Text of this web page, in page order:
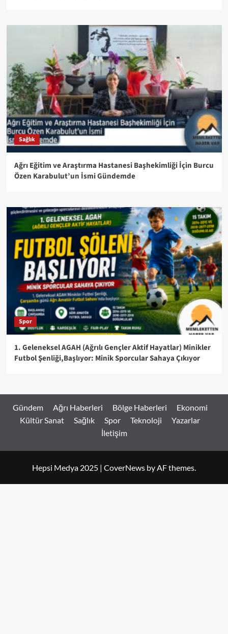
Sağlık
Ağrı Eğitim ve Araştırma Hastanesi Başhekimliği İçin Burcu
Özen Karabulut’un İsmi Gündemde
Spor
1. Geleneksel AGAH (Ağrılı Gençler Aktif Hayatlar) Minikler
Futbol Şenliği,Başlıyor: Minik Sporcular Sahaya Çıkıyor
Gündem Ağrı Haberleri Bölge Haberleri
Ekonomi
Kültür Sanat
Sağlık Spor Teknoloji
Yazarlar
İletişim
Hepsi Medya 2025 | CoverNews by AF themes.